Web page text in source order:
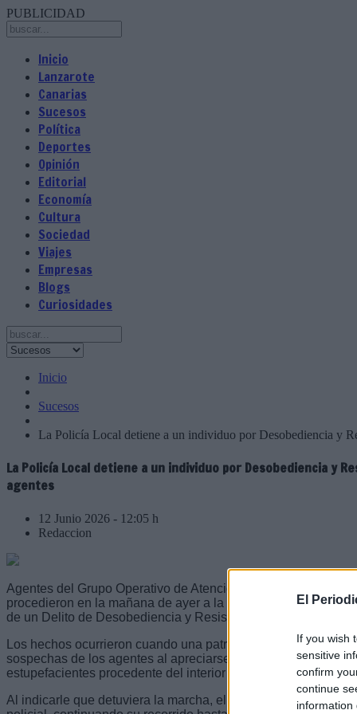
El
If you wish
sensitive
confirm
continue
information
PUBLICIDAD
Inicio
Lanzarote
Canarias
Sucesos
Política
Deportes
Opinión
Editorial
Economía
Cultura
Sociedad
Viajes
Empresas
Blogs
Curiosidades
Inicio
Sucesos
La Policía Local detiene a un individuo por Desobediencia y
La Policía Local detiene a un individuo por Desobediencia y
agentes
12 Junio 2026 - 12:05 h
Redaccion
Agentes del Grupo Operativo de Atención Ciudadana
procedieron en la mañana de ayer a la detención de un
de un Delito de Desobediencia y Resistencia a los Agentes de
Los hechos ocurrieron cuando una patrulla observó un
sospechas de los agentes al apreciarse un fuerte olor
estupefacientes procedente del interior del automóvil.
Al indicarle que detuviera la marcha, el conductor hizo caso